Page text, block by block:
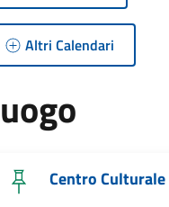
Altri Calendari
Centro Culturale